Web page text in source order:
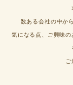
数ある会社の中か
気になる点、ご興味
ご